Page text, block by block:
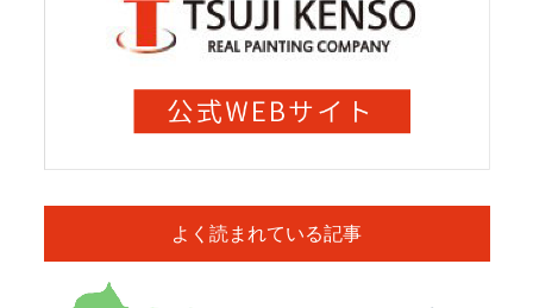
よく読まれている記事